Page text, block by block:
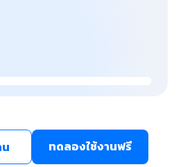
ทดลองใช้งานฟรี